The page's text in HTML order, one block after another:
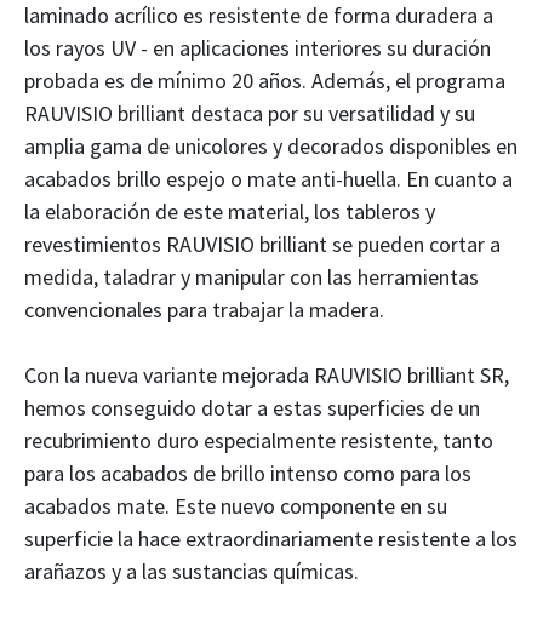
laminado acrílico es resistente de forma duradera a
los rayos UV - en aplicaciones interiores su duración
probada es de mínimo 20 años. Además, el programa
RAUVISIO brilliant destaca por su versatilidad y su
amplia gama de unicolores y decorados disponibles en
acabados brillo espejo o mate anti-huella. En cuanto a
la elaboración de este material, los tableros y
revestimientos RAUVISIO brilliant se pueden cortar a
medida, taladrar y manipular con las herramientas
convencionales para trabajar la madera.
Con la nueva variante mejorada RAUVISIO brilliant SR,
hemos conseguido dotar a estas superficies de un
recubrimiento duro especialmente resistente, tanto
para los acabados de brillo intenso como para los
acabados mate. Este nuevo componente en su
superficie la hace extraordinariamente resistente a los
arañazos y a las sustancias químicas.